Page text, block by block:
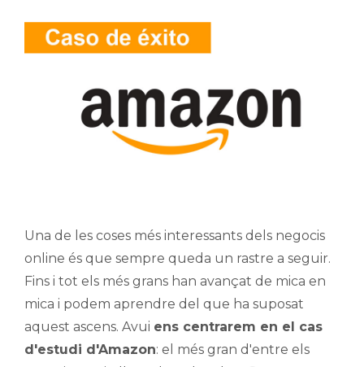
Una de les coses més interessants dels negocis
online és que sempre queda un rastre a seguir.
Fins i tot els més grans han avançat de mica en
mica i podem aprendre del que ha suposat
aquest ascens. Avui ens centrarem en el cas
d'estudi d'Amazon: el més gran d'entre els